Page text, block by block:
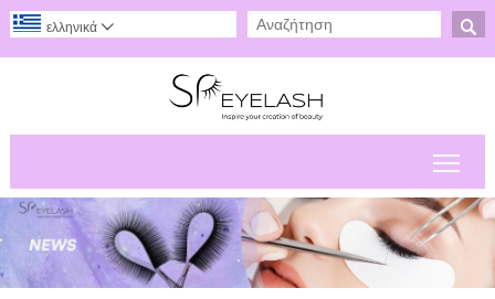

ελληνικά 